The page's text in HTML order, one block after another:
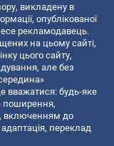
викладену в
опублікованої
рекламодавець.
на цьому сайті,
цього сайту,
але без
вважатися: будь-яке
поширення,
включенням до
переклад